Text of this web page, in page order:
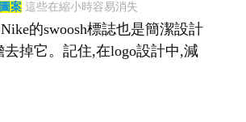
案這些在縮小時容易消失
的swoosh標誌也是簡潔設計
掉它。記住,在logo設計中,減